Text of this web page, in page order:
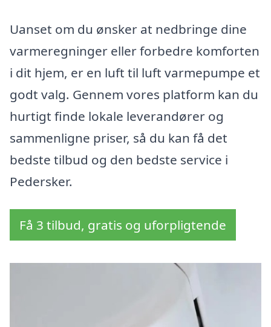
Uanset om du ønsker at nedbringe dine
varmeregninger eller forbedre komforten
i dit hjem, er en luft til luft varmepumpe et
godt valg. Gennem vores platform kan du
hurtigt finde lokale leverandører og
sammenligne priser, så du kan få det
bedste tilbud og den bedste service i
Pedersker.
Få 3 tilbud, gratis og uforpligtende